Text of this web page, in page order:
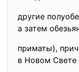
другие
а затем
приматы),
в Новом